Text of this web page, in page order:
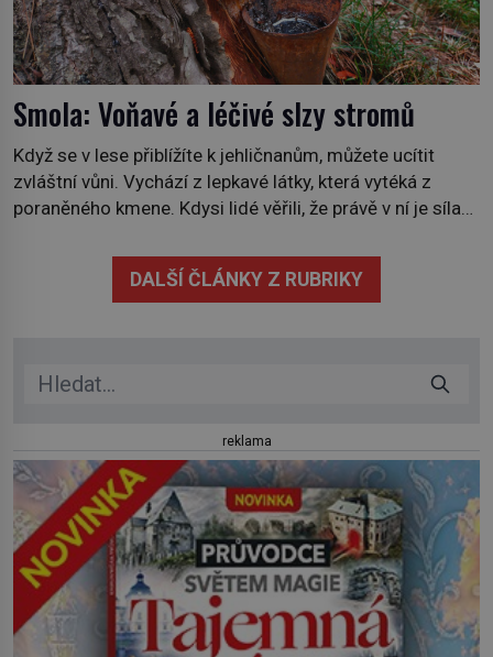
Smola: Voňavé a léčivé slzy stromů
Když se v lese přiblížíte k jehličnanům, můžete ucítit
zvláštní vůni. Vychází z lepkavé látky, která vytéká z
poraněného kmene. Kdysi lidé věřili, že právě v ní je síla
lidstvo pracovalo. Chrání strom před infekcí, hmyzem a
vysycháním. Dá se říct, že je to přírodní […]
DALŠÍ ČLÁNKY Z RUBRIKY
reklama